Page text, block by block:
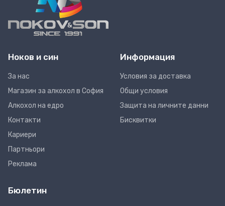
Ноков и син
За нас
Магазин за алкохол в София
Алкохол на едро
Контакти
Кариери
Партньори
Реклама
Информация
Условия за доставка
Общи условия
Защита на личните данни
Бисквитки
Бюлетин